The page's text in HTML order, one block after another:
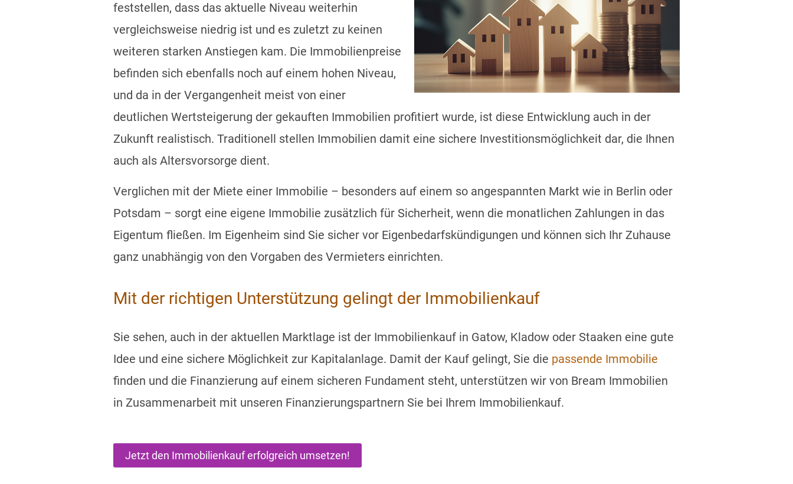
feststellen, dass das aktuelle Niveau weiterhin
vergleichsweise niedrig ist und es zuletzt zu keinen
weiteren starken Anstiegen kam. Die Immobilienpreise
befinden sich ebenfalls noch auf einem hohen Niveau,
und da in der Vergangenheit meist von einer
deutlichen Wertsteigerung der gekauften Immobilien profitiert wurde, ist diese Entwicklung auch in der
Zukunft realistisch. Traditionell stellen Immobilien damit eine sichere Investitionsmöglichkeit dar, die Ihnen
auch als Altersvorsorge dient.
Verglichen mit der Miete einer Immobilie – besonders auf einem so angespannten Markt wie in Berlin oder
Potsdam – sorgt eine eigene Immobilie zusätzlich für Sicherheit, wenn die monatlichen Zahlungen in das
Eigentum fließen. Im Eigenheim sind Sie sicher vor Eigenbedarfskündigungen und können sich Ihr Zuhause
ganz unabhängig von den Vorgaben des Vermieters einrichten.
Mit der richtigen Unterstützung gelingt der Immobilienkauf
Sie sehen, auch in der aktuellen Marktlage ist der Immobilienkauf in Gatow, Kladow oder Staaken eine gute
Idee und eine sichere Möglichkeit zur Kapitalanlage. Damit der Kauf gelingt, Sie die passende Immobilie
finden und die Finanzierung auf einem sicheren Fundament steht, unterstützen wir von Bream Immobilien
in Zusammenarbeit mit unseren Finanzierungspartnern Sie bei Ihrem Immobilienkauf.
Jetzt den Immobilienkauf erfolgreich umsetzen!